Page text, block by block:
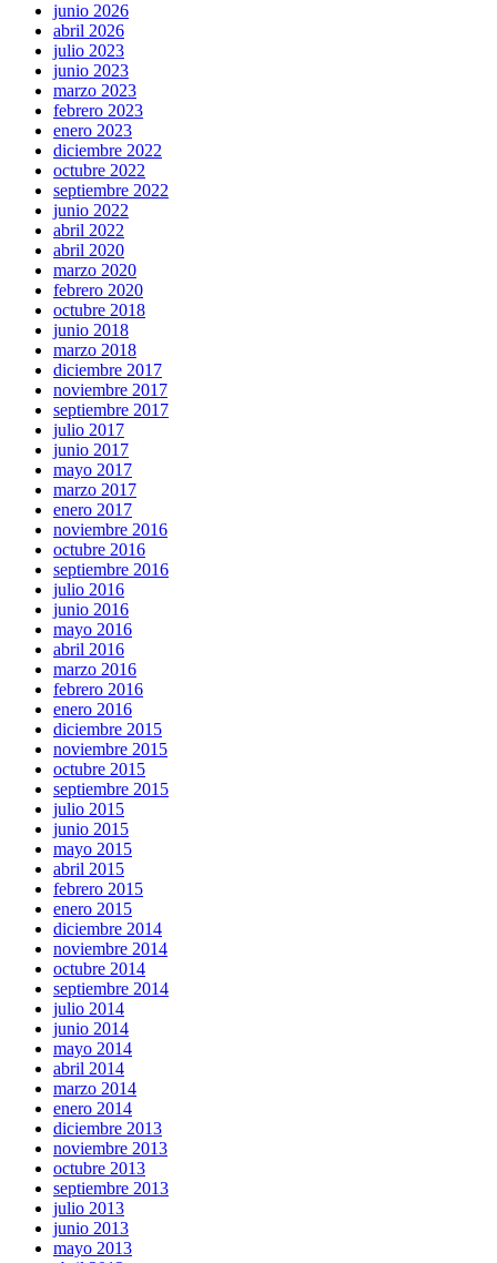
junio 2026
abril 2026
julio 2023
junio 2023
marzo 2023
febrero 2023
enero 2023
diciembre 2022
octubre 2022
septiembre 2022
junio 2022
abril 2022
abril 2020
marzo 2020
febrero 2020
octubre 2018
junio 2018
marzo 2018
diciembre 2017
noviembre 2017
septiembre 2017
julio 2017
junio 2017
mayo 2017
marzo 2017
enero 2017
noviembre 2016
octubre 2016
septiembre 2016
julio 2016
junio 2016
mayo 2016
abril 2016
marzo 2016
febrero 2016
enero 2016
diciembre 2015
noviembre 2015
octubre 2015
septiembre 2015
julio 2015
junio 2015
mayo 2015
abril 2015
febrero 2015
enero 2015
diciembre 2014
noviembre 2014
octubre 2014
septiembre 2014
julio 2014
junio 2014
mayo 2014
abril 2014
marzo 2014
enero 2014
diciembre 2013
noviembre 2013
octubre 2013
septiembre 2013
julio 2013
junio 2013
mayo 2013